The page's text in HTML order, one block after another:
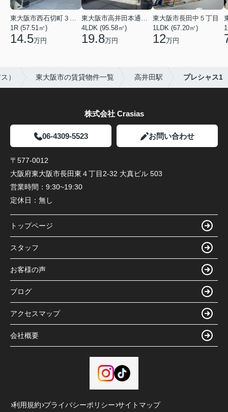
東大阪市西石切町３丁目
1R (57.51㎡)
14.5万円
東大阪市高井田本通２丁目
4LDK (95.58㎡)
19.8万円
東大阪市長田中５丁目
1LDK (67.20㎡)
12万円
） 東大阪市の賃貸物件一覧 高井田駅 プレシャス1
株式会社 Crasias
06-4309-5523 お問い合わせ
〒577-0012
大阪府東大阪市長田東４丁目2-32 大真ビル 503
営業時間： 9:30~19:30
定休日： 無し
トップページ
スタッフ
お客様の声
ブログ
アクセスマップ
会社概要
利用規約 プライバシーポリシー サイトマップ